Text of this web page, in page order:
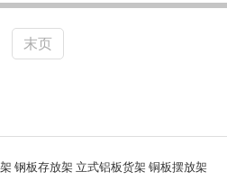
末页
钢板存放架 立式铝板货架 铜板摆放架